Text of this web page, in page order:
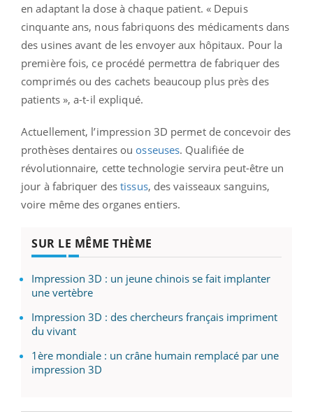
en adaptant la dose à chaque patient. « Depuis
cinquante ans, nous fabriquons des médicaments dans
des usines avant de les envoyer aux hôpitaux. Pour la
première fois, ce procédé permettra de fabriquer des
comprimés ou des cachets beaucoup plus près des
patients », a-t-il expliqué.
Actuellement, l’impression 3D permet de concevoir des
prothèses dentaires ou osseuses. Qualifiée de
révolutionnaire, cette technologie servira peut-être un
jour à fabriquer destissus, des vaisseaux sanguins,
voire même des organes entiers.
SUR LE MÊME THÈME
Impression 3D : un jeune chinois se fait implanter
une vertèbre
Impression 3D : des chercheurs français impriment
du vivant
1ère mondiale : un crâne humain remplacé par une
impression 3D